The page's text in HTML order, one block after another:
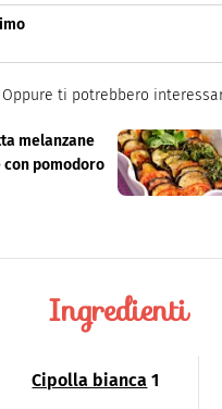
di cucina di
passo.
Oppure ti potrebbero
melanzane
pomodoro
Ingredienti
Cipolla bianca 1